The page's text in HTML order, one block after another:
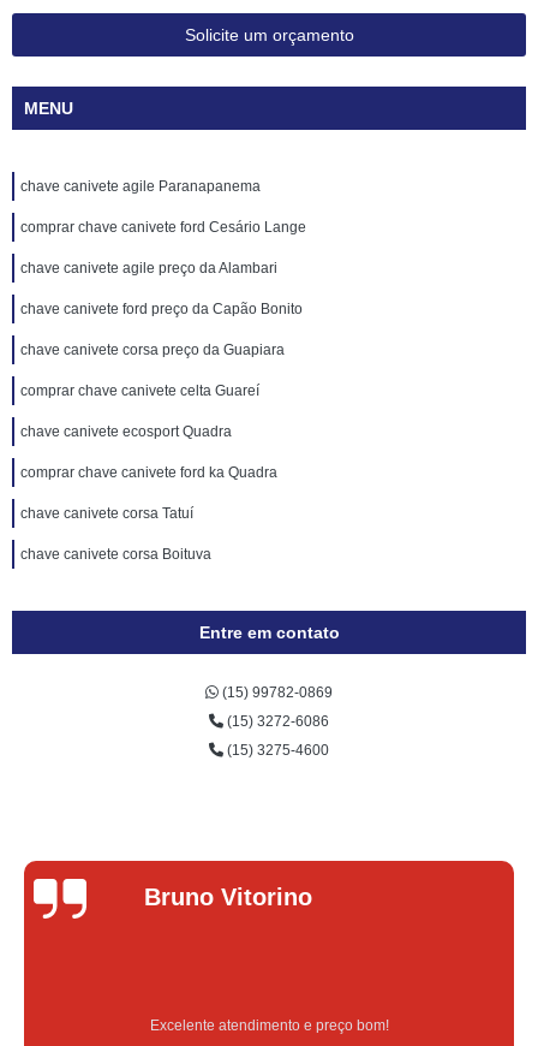
Solicite um orçamento
MENU
chave canivete agile Paranapanema
comprar chave canivete ford Cesário Lange
chave canivete agile preço da Alambari
chave canivete ford preço da Capão Bonito
chave canivete corsa preço da Guapiara
comprar chave canivete celta Guareí
chave canivete ecosport Quadra
comprar chave canivete ford ka Quadra
chave canivete corsa Tatuí
chave canivete corsa Boituva
Entre em contato
(15) 99782-0869
(15) 3272-6086
(15) 3275-4600
Lucas Donadel
Serviço feito na hora e de qualidade